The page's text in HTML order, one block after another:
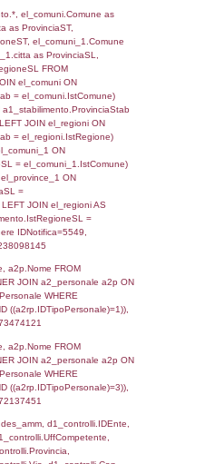
Indietro
COUNT(*) FROM `userlevels`
= -2, executionMS:
`userlevelid`, `userlevelname`
COUNT(*) FROM
= -2, executionMS:
`tablename`, `userlevelid`,
WHERE `userlevelid`
a1.RagioneSociale,